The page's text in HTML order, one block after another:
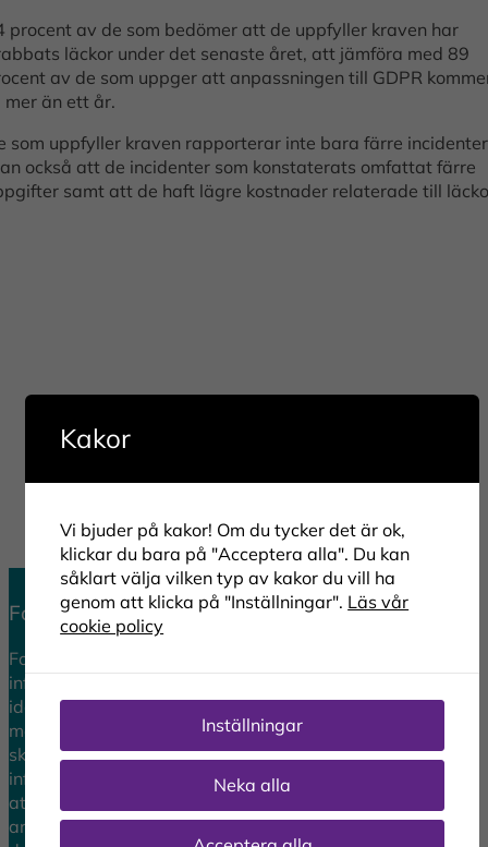
procent av de som bedömer att de uppfyller kraven har
läckor under det senaste året, att jämföra med 89
av de som uppger att anpassningen till GDPR
mer än ett år.
som uppfyller kraven rapporterar inte bara färre
också att de incidenter som konstaterats omfattat färre
samt att de haft lägre kostnader relaterade till
Forum för Dataskydd
Forum för Dataskydd vill bidra till ett tryggt
informationssamhälle och värnar om integritetsskydd
idag och i morgon. Vi förstärker, förenklar och ökar
medvetenheten kring integritetsskydd i Europa genom att
skapa ett tongivande forum för samverkan och
informationsspridning. Sedan 2012 arbetar forumet för
att stärka dataskyddsombudets roll och andra som
arbetar med eller kommer i kontakt med
Kakor
Vi bjuder på kakor! Om du tycker det är ok,
klickar du bara på "Acceptera alla". Du kan
såklart välja vilken typ av kakor du vill ha
genom att klicka på "Inställningar". Läs vår
cookie policy
Inställningar
Neka alla